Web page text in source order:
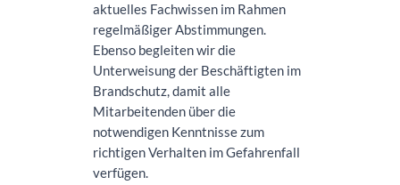
aktuelles Fachwissen im Rahmen
regelmäßiger Abstimmungen.
Ebenso begleiten wir die
Unterweisung der Beschäftigten im
Brandschutz, damit alle
Mitarbeitenden über die
notwendigen Kenntnisse zum
richtigen Verhalten im Gefahrenfall
verfügen.